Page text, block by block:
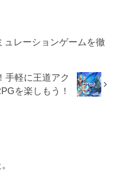
ュレーションゲームを徹
手軽に王道アク
を楽しもう！